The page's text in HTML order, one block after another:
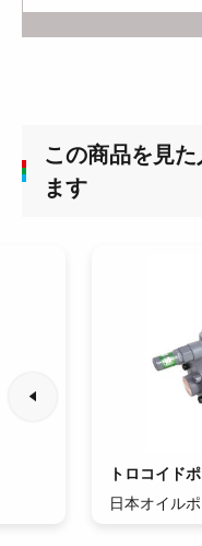
この商品を見
ます
トロコイド
日本オイルポ